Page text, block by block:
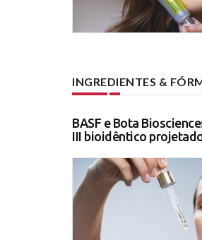
INGREDIENTES &
BASF e Bota
III bioidêntico